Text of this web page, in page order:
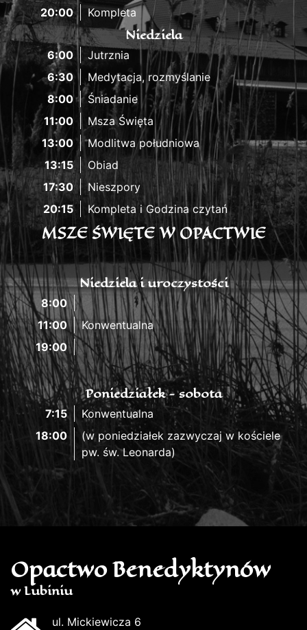
20:00
Kompleta
Niedziela
6:00
Jutrznia
6:30
Medytacja, rozmyślanie
8:00
Śniadanie
11:00
Msza Święta
13:00
Modlitwa południowa
13:15
Obiad
17:30
Nieszpory
20:15
Kompleta i Godzina czytań
MSZE ŚWIĘTE W OPACTWIE
Niedziela i uroczystości
8:00
11:00
Konwentualna
19:00
Poniedziałek - sobota
7:15
Konwentualna
18:00
(w poniedziałek zazwyczaj w kościele
pw. św. Leonarda)
Opactwo Benedyktynów
w Lubiniu
ul. Mickiewicza 6